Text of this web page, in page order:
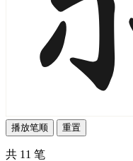
播放笔顺 重置
共 11 笔